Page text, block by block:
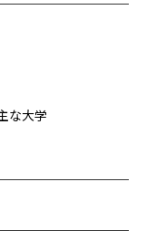
な大学